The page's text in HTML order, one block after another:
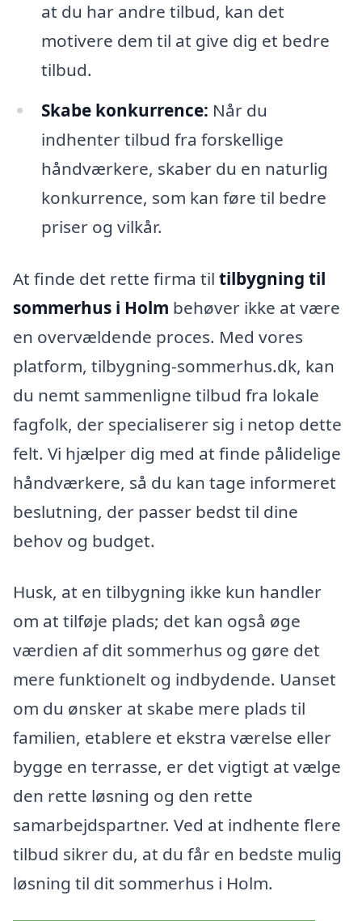
at du har andre tilbud, kan det
motivere dem til at give dig et bedre
tilbud.
Skabe konkurrence: Når du
indhenter tilbud fra forskellige
håndværkere, skaber du en naturlig
konkurrence, som kan føre til bedre
priser og vilkår.
At finde det rette firma til tilbygning til
sommerhus i Holm behøver ikke at være
en overvældende proces. Med vores
platform, tilbygning-sommerhus.dk, kan
du nemt sammenligne tilbud fra lokale
fagfolk, der specialiserer sig i netop dette
felt. Vi hjælper dig med at finde pålidelige
håndværkere, så du kan tage informeret
beslutning, der passer bedst til dine
behov og budget.
Husk, at en tilbygning ikke kun handler
om at tilføje plads; det kan også øge
værdien af dit sommerhus og gøre det
mere funktionelt og indbydende. Uanset
om du ønsker at skabe mere plads til
familien, etablere et ekstra værelse eller
bygge en terrasse, er det vigtigt at vælge
den rette løsning og den rette
samarbejdspartner. Ved at indhente flere
tilbud sikrer du, at du får en bedste mulig
løsning til dit sommerhus i Holm.